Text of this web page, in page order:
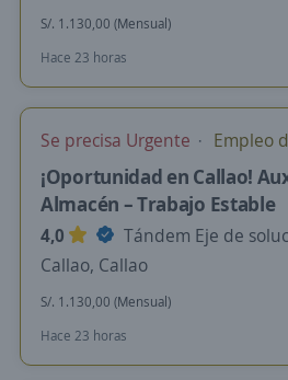
S/. 1.130,00 (Mensual)
Hace 23 horas
Se precisa Urgente Empleo
¡Oportunidad en Callao!
Almacén – Trabajo Estable
4,0
Tándem Eje de
Callao, Callao
S/. 1.130,00 (Mensual)
Hace 23 horas